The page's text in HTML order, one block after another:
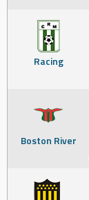
Racing
Boston River